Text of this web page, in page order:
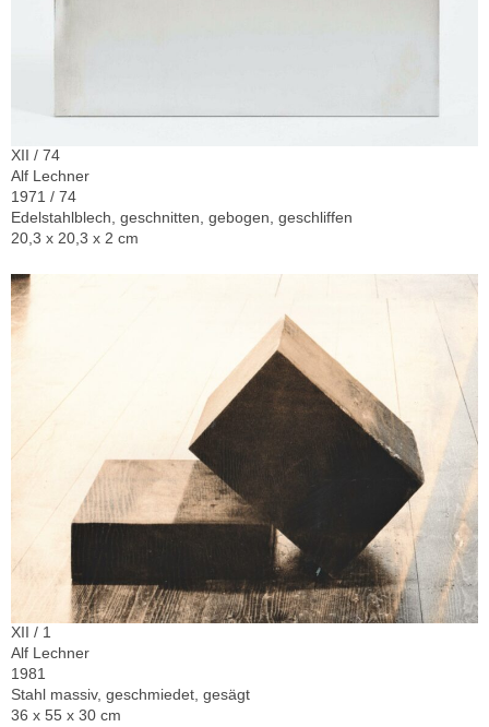
XII / 74
Alf Lechner
1971 / 74
Edelstahlblech, geschnitten, gebogen, geschliffen
20,3 x 20,3 x 2 cm
XII / 1
Alf Lechner
1981
Stahl massiv, geschmiedet, gesägt
36 x 55 x 30 cm